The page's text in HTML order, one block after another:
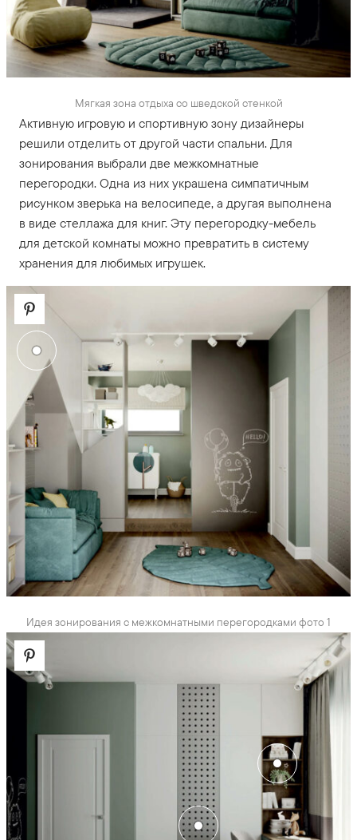
Мягкая зона отдыха со шведской стенкой
Активную игровую и спортивную зону дизайнеры
решили отделить от другой части спальни. Для
зонирования выбрали две межкомнатные
перегородки. Одна из них украшена симпатичным
рисунком зверька на велосипеде, а другая выполнена
в виде стеллажа для книг. Эту перегородку-мебель
для детской комнаты можно превратить в систему
хранения для любимых игрушек.
Идея зонирования с межкомнатными перегородками фото 1